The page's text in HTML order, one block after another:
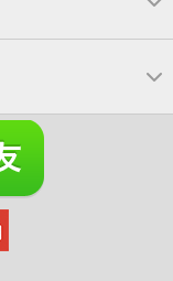
合堅果 南瓜子
捲酥
無加糖
糰